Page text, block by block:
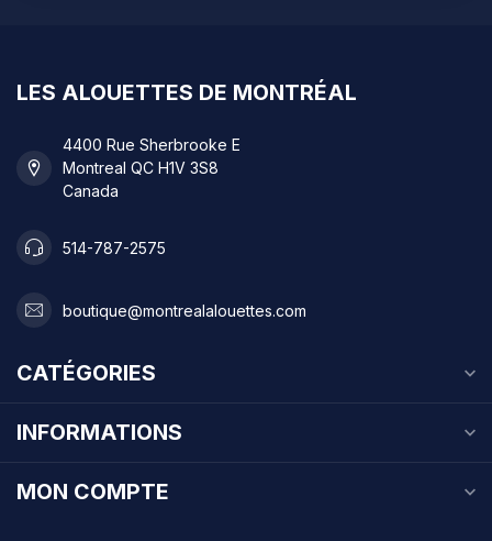
LES ALOUETTES DE MONTRÉAL
4400 Rue Sherbrooke E
Montreal QC H1V 3S8
Canada
514-787-2575
boutique@montrealalouettes.com
CATÉGORIES
INFORMATIONS
MON COMPTE